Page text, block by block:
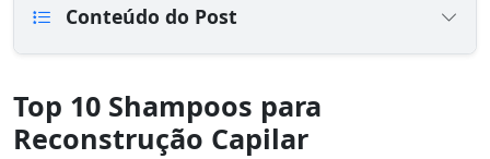
Conteúdo do Post
Top 10 Shampoos para
Reconstrução Capilar